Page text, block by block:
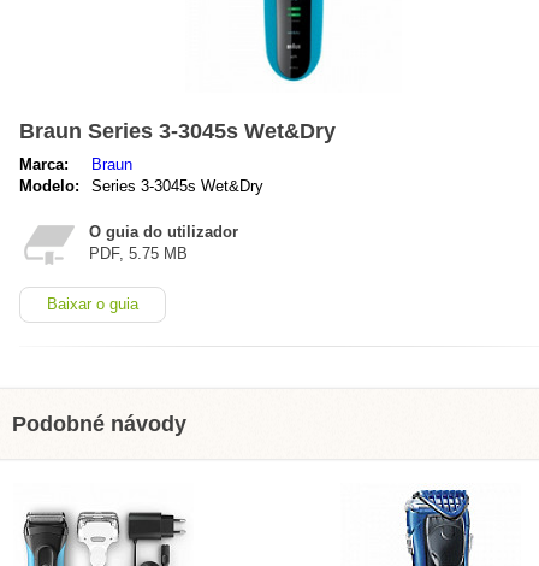
Braun Series 3-3045s Wet&Dry
Marca:
Braun
Modelo:
Series 3-3045s Wet&Dry
O guia do utilizador
PDF, 5.75 MB
Baixar o guia
Podobné návody